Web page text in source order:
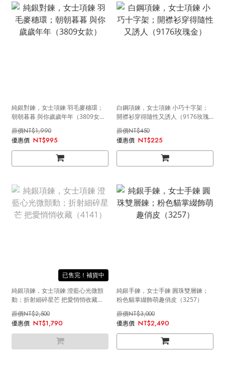
純銀對鍊，女士項鍊 羽毛麥穗環；
朝朝暮暮 與你歲歲年年（3809女
NT$1,990
NT$995
白鋼項鍊，女士項鍊 小巧十字架；
開襟衫穿得隨性又誘人（9176玫瑰
NT$450
NT$225
售完
純銀項鍊，女士項鍊 澄藍心光微顫
動；折射細碎星芒 把愛悄悄收藏
（4141）
NT$2,500
NT$1,790
純銀手鍊，女士手鍊 圓珠雙層鍊；
粉色貓掌綴飾萌趣俏皮（3257）
NT$3,000
NT$2,490